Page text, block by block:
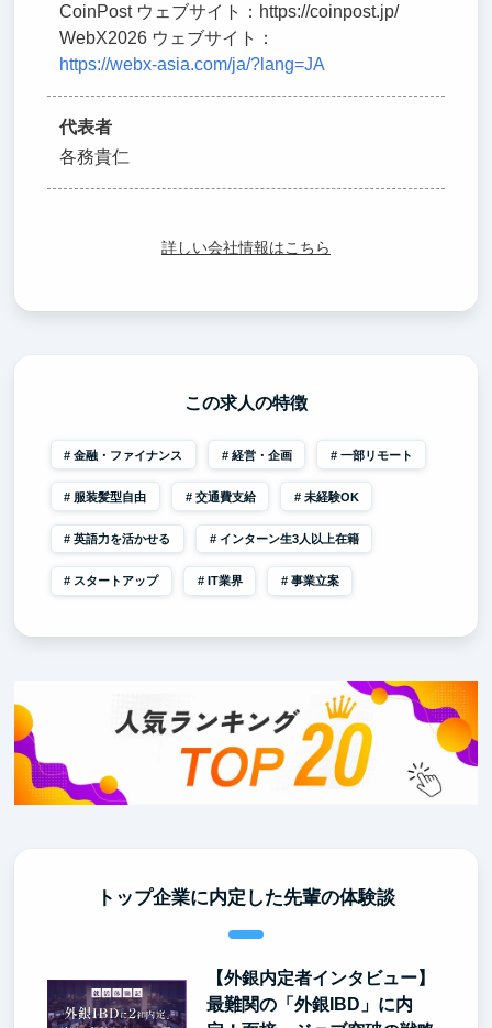
CoinPost ウェブサイト：https://coinpost.jp/
WebX2026 ウェブサイト：
https://webx-asia.com/ja/?lang=JA
代表者
各務貴仁
詳しい会社情報はこちら
この求人の特徴
金融・ファイナンス 経営・企画 一部リモート
服装髪型自由 交通費支給 未経験OK
英語力を活かせる インターン生3人以上在籍
スタートアップ IT業界 事業立案
トップ企業に内定した先輩の体験談
【外銀内定者インタビュー】
最難関の「外銀IBD」に内